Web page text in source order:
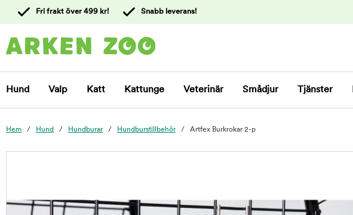
kundtjänst
Fri frakt över 499 kr! Snabb leverans!
Hund Valp Katt Kattunge Veterinär Smådjur Tjänster
Hem Hund Hundburar Hundburstillbehör Artfex Burkrokar 2-p